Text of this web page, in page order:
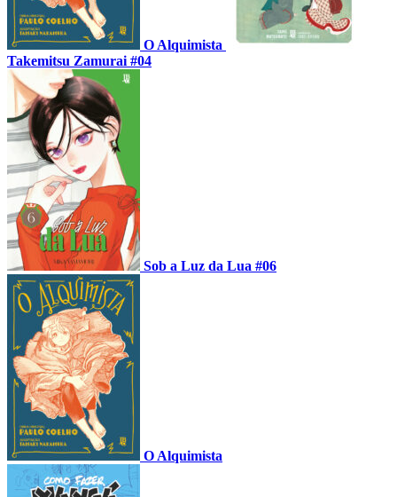
O Alquimista
Takemitsu Zamurai #04
Sob a Luz da Lua #06
O Alquimista